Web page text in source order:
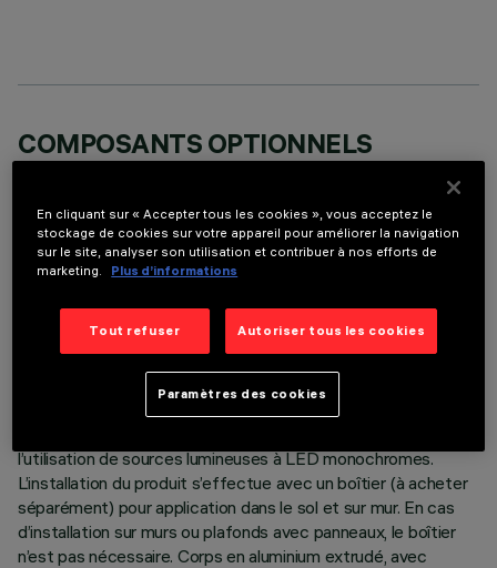
COMPOSANTS OPTIONNELS
DONNÉES TECHNIQUES
DERNIÈRE MISE À JOUR: 05/08/2026
l’utilisation de sources lumineuses à LED monochromes.
L’installation du produit s’effectue avec un boîtier (à acheter
séparément) pour application dans le sol et sur mur. En cas
d’installation sur murs ou plafonds avec panneaux, le boîtier
n’est pas nécessaire. Corps en aluminium extrudé, avec
En cliquant sur « Accepter tous les cookies », vous acceptez le
stockage de cookies sur votre appareil pour améliorer la navigation
sur le site, analyser son utilisation et contribuer à nos efforts de
marketing.
Plus d’informations
Tout refuser Autoriser tous les cookies
Paramètres des cookies